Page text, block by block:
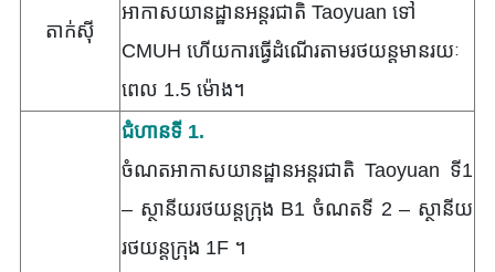
តាក់ស៊ី
អាកាសយានដ្ឋានអន្តរជាតិ Taoyuan ទៅ
CMUH ហើយការធ្វើដំណើរតាមរថយន្តមានរយៈ
ពេល 1.5 ម៉ោង។
ជំហានទី 1.
ចំណតអាកាសយានដ្ឋានអន្តរជាតិ Taoyuan ទី1
– ស្ថានីយរថយន្តក្រុង B1 ចំណតទី 2 – ស្ថានីយ
រថយន្តក្រុង 1F ។